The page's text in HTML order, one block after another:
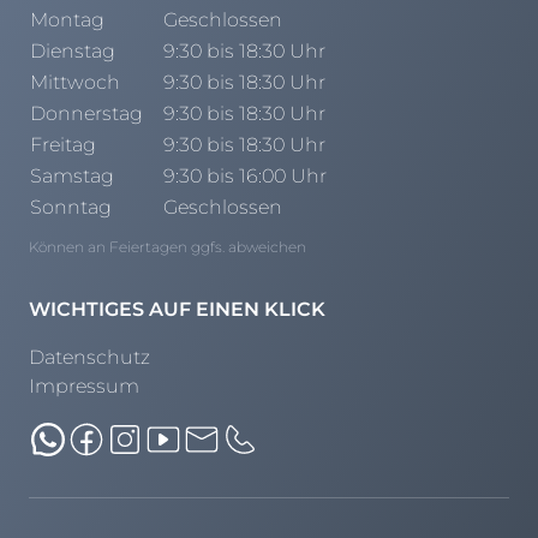
Henders & Hazel Prospekt
XOOON Lookbook
XOOON Prospekt
Casada - Wohnträume erfüllen
SALE
Wohnzimmer
Schlafzimmer
Montag
Geschlossen
Dienstag
9:30 bis 18:30 Uhr
Mittwoch
9:30 bis 18:30 Uhr
Donnerstag
9:30 bis 18:30 Uhr
Freitag
9:30 bis 18:30 Uhr
Samstag
9:30 bis 16:00 Uhr
Sonntag
Geschlossen
Können an Feiertagen ggfs. abweichen
WICHTIGES AUF EINEN KLICK
Datenschutz
Impressum